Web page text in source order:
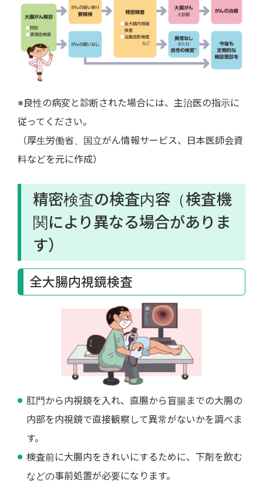
※良性の病変と診断された場合には、主治医の指示に
従ってください。
（厚生労働省、国立がん情報サービス、日本医師会資
料などを元に作成）
精密検査の検査内容（検査機
関により異なる場合がありま
す）
全大腸内視鏡検査
肛門から内視鏡を入れ、直腸から盲腸までの大腸の
内部を内視鏡で直接観察して異常がないかを調べま
す。
検査前に大腸内をきれいにするために、下剤を飲む
などの事前処置が必要になります。